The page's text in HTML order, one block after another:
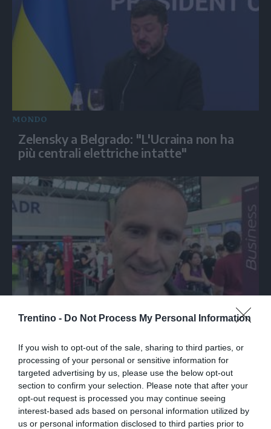
Trentino - Do Not Process My Personal Information
If you wish to opt-out of the sale, sharing to third parties, or
processing of your personal or sensitive information for
targeted advertising by us, please use the below opt-out
section to confirm your selection. Please note that after your
opt-out request is processed you may continue seeing
interest-based ads based on personal information utilized by
us or personal information disclosed to third parties prior to
MONDO
Zelensky a Belgrado: "L'Ucraina non ha
più centrali elettriche intatte"
Spagna, gli italiani a Fiumicino divisi tra
preoccupazione e dispiacere per i controlli